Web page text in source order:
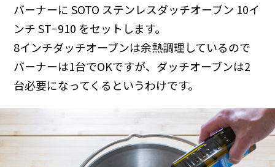
バーナーに SOTO ステンレスダッチオーブン 10イ
ンチ ST−910 をセットします。
8インチダッチオーブンは余熱調理しているので
バーナーは1台でOKですが、ダッチオーブンは2
台必要になってくるというわけです。